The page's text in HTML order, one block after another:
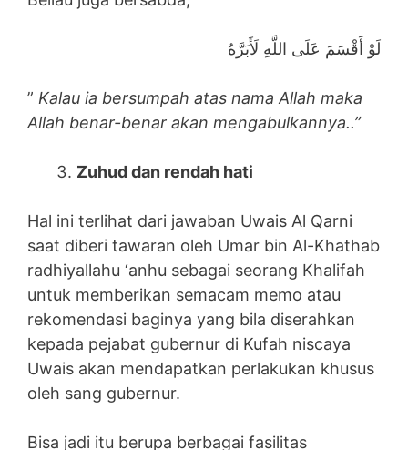
لَوْ أَقْسَمَ عَلَى اللَّهِ لَأَبَرَّهُ
” Kalau ia bersumpah atas nama Allah maka
Allah benar-benar akan mengabulkannya..”
Zuhud dan rendah hati
Hal ini terlihat dari jawaban Uwais Al Qarni
saat diberi tawaran oleh Umar bin Al-Khathab
radhiyallahu ‘anhu sebagai seorang Khalifah
untuk memberikan semacam memo atau
rekomendasi baginya yang bila diserahkan
kepada pejabat gubernur di Kufah niscaya
Uwais akan mendapatkan perlakukan khusus
oleh sang gubernur.
Bisa jadi itu berupa berbagai fasilitas